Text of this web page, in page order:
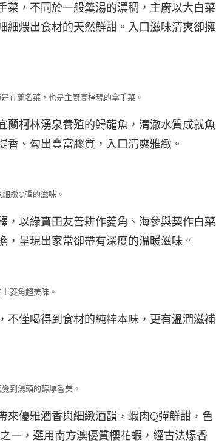
菜，不同於一般羹湯的濃稠，主廚以大白菜
細煨出食材的天然鮮甜。入口滋味清爽卻擁
宜蘭名菜，也是主廚高梓現的拿手菜。
柯林湧泉養殖的鱘龍魚，清澈水質成就魚
、勾出豐富膠質，入口清爽雅緻。
細緻Q彈的滋味。
，以綠寶田友善耕作菱角、海參與契作白菜
呈現出家常卻帶有深度的溫暖滋味。
菱角超美味。
不僅喝得到食材的純粹本味，更有溫潤滋補
到湯頭的醇厚香美。
來優雅酒香與細緻酒韻，蝦肉Q彈鮮甜，色
一，選用南方澳優質櫻花蝦，經古法爆香